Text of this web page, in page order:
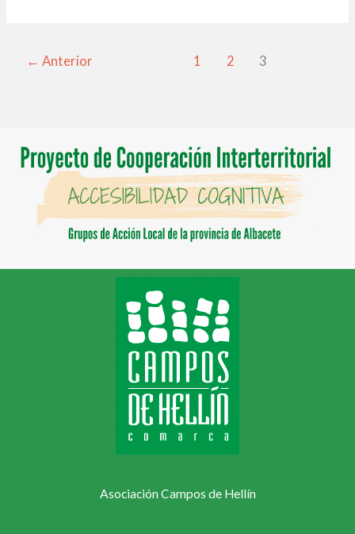
← Anterior 1 2 3
Asociación Campos de Hellín